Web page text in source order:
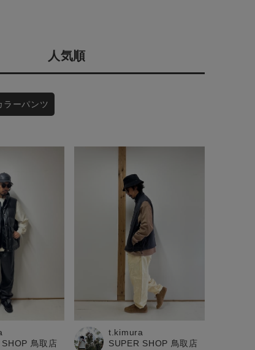
店舗一覧
会社概要
採用情報
ギフトカード
無料公式アプリダウンロード
WEB限定
庫なし含む
人気順
ラーパンツ
鳥取店
t.kimura
SUPER SHOP 鳥取店